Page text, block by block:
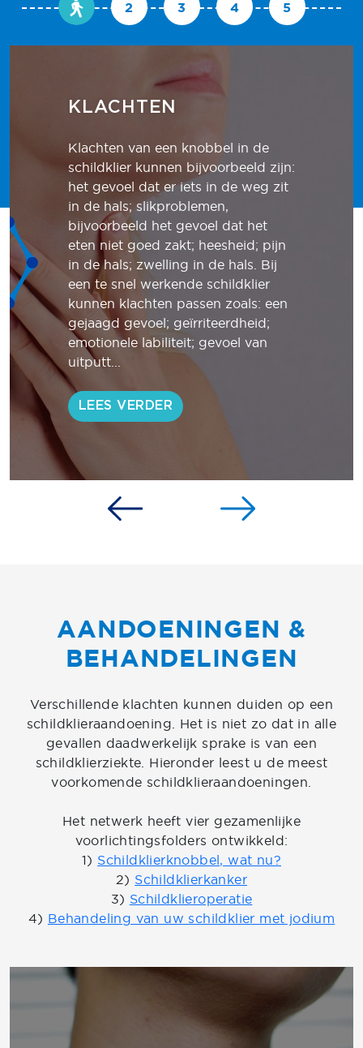
KLACHTEN
Klachten van een knobbel in de
schildklier kunnen bijvoorbeeld zijn:
het gevoel dat er iets in de weg zit
in de hals; slikproblemen,
bijvoorbeeld het gevoel dat het
eten niet goed zakt; heesheid; pijn
in de hals; zwelling in de hals. Bij
een te snel werkende schildklier
kunnen klachten passen zoals: een
gejaagd gevoel; geïrriteerdheid;
emotionele labiliteit; gevoel van
uitputt...
LEES VERDER
2 3 4 5
AANDOENINGEN &
BEHANDELINGEN
Verschillende klachten kunnen duiden op een
schildklieraandoening. Het is niet zo dat in alle
gevallen daadwerkelijk sprake is van een
schildklierziekte. Hieronder leest u de meest
voorkomende schildklieraandoeningen.
Het netwerk heeft vier gezamenlijke
voorlichtingsfolders ontwikkeld:
1) Schildklierknobbel, wat nu?
2) Schildklierkanker
3) Schildklieroperatie
4) Behandeling van uw schildklier met jodium